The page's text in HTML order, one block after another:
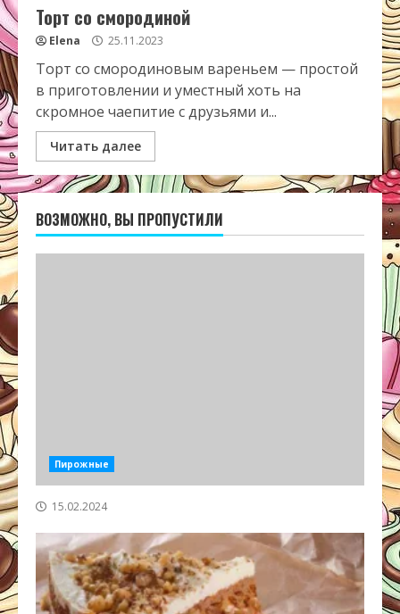
Торт со смородиной
Elena 25.11.2023
Торт со смородиновым вареньем — простой
в приготовлении и уместный хоть на
скромное чаепитие с друзьями и...
Читать далее
ВОЗМОЖНО, ВЫ ПРОПУСТИЛИ
Пирожные
15.02.2024